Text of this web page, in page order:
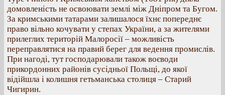
домовленість не освоювати землі між Дніпром та Бугом.
За кримськими татарами залишалося їхнє попереднє
право вільно кочувати у степах України, а за жителями
прилеглих територій Малоросії – можливість
переправлятися на правий берег для ведення промислів.
При нагоді, тут господарювали також воєводи
прикордонних районів сусідньої Польщі, до якої
відійшла і колишня гетьманська столиця – Старий
Чигирин.